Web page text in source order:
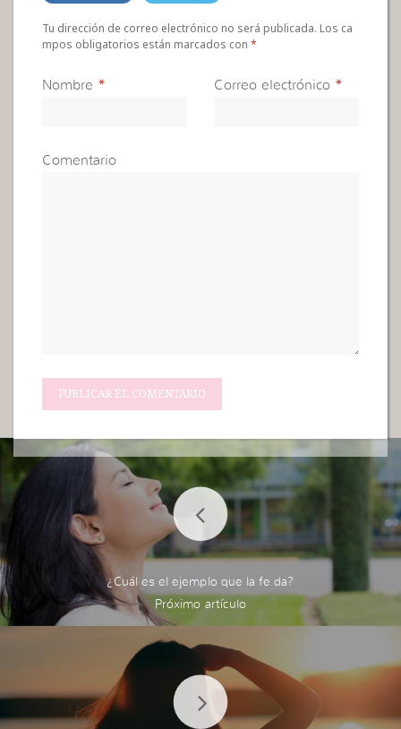
Tu dirección de correo electrónico no será publicada. Los ca
mpos obligatorios están marcados con*
Nombre * Correo electrónico *
Comentario
¿Cuál es el ejemplo que la fe da?